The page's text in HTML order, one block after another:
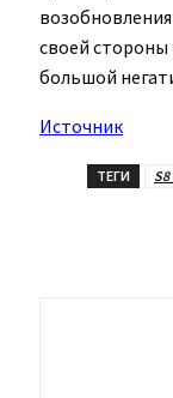
своей
большой
Источник
ТЕГИ